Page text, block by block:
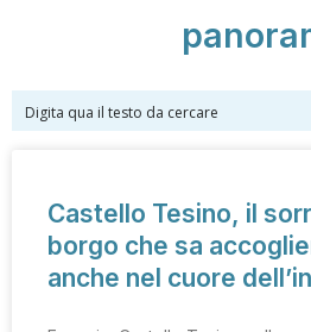
Castello Tesino, il
borgo che sa
anche nel cuore